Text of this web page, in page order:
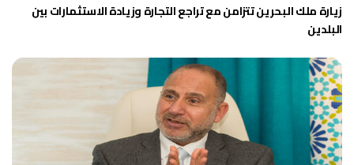
زيارة ملك البحرين تتزامن مع تراجع التجارة وزيادة الاستثمارات بين
البلدين